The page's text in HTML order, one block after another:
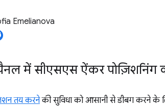
Emelianova
में सीएसएस ऐंकर पोज़िशनिंग
तय करनेकी सुविधा को आसानी से डीबग करने के